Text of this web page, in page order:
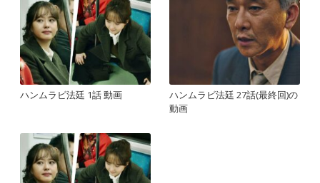
ハンムラビ法廷 1話 動画
ハンムラビ法廷 27話(最終回)の
動画